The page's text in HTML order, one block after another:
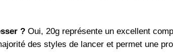
? Oui, 20g représente un excellent
des styles de lancer et permet une